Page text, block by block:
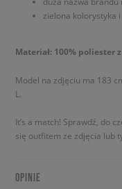
zielona kolorystyka
Materiał: 100% poliester
Model na zdjęciu ma 183
L.
It’s a match! Sprawdź, do
się outfitem ze zdjęcia lub
OPINIE